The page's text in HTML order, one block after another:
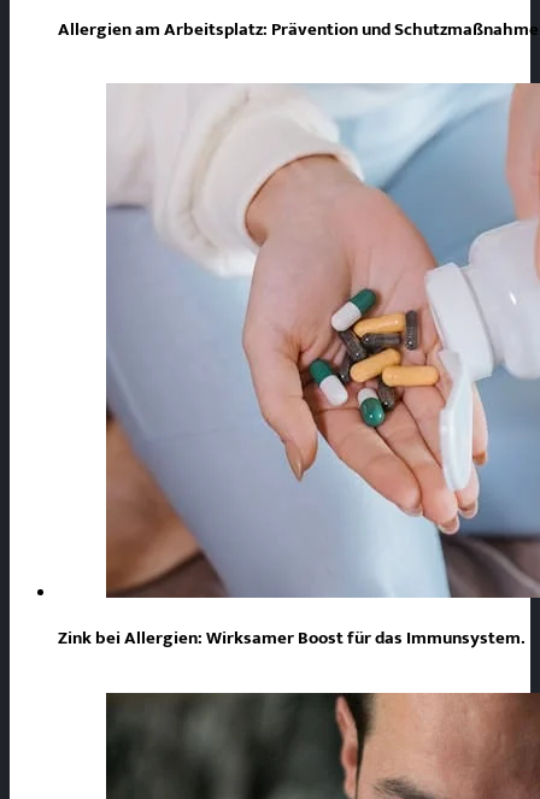
Allergien am Arbeitsplatz: Prävention und
Zink bei Allergien: Wirksamer Boost für das Immunsystem.